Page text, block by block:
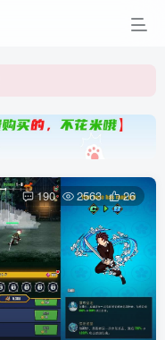
190 2563 26